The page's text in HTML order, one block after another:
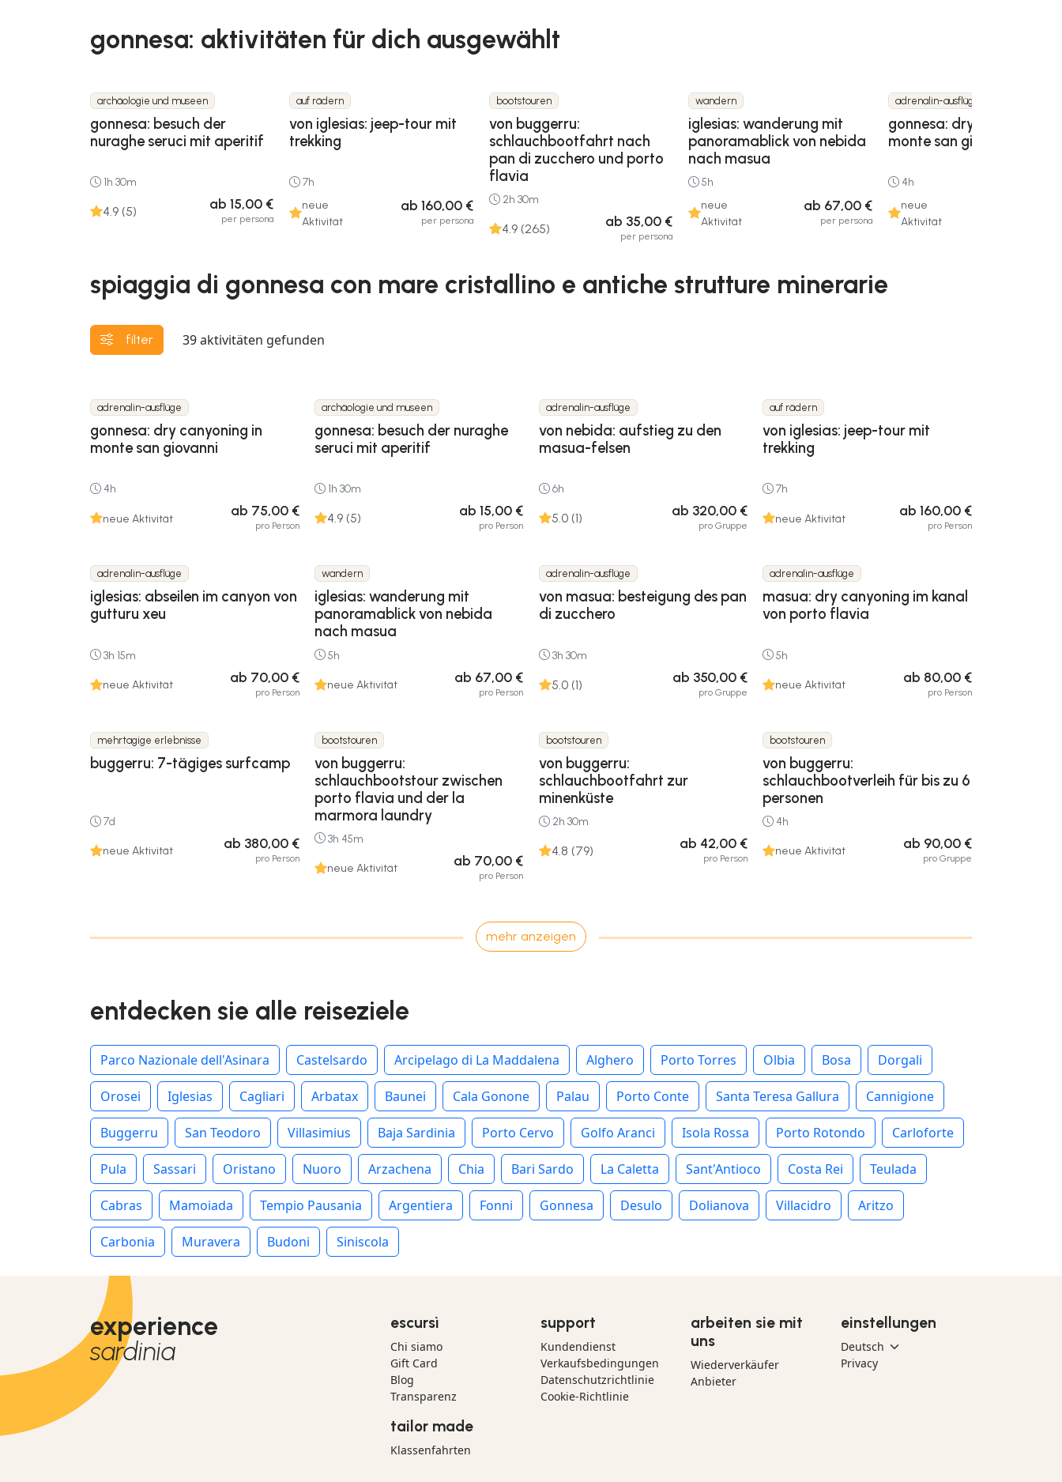
gonnesa: aktivitäten für dich ausgewählt
archäologie und museen
gonnesa: besuch der
nuraghe seruci mit aperitif
1h 30m
4.9 (5) ab 15,00 €
per persona
auf rädern
von iglesias: jeep-tour mit
trekking
7h
neue
Aktivität
ab 160,00 €
per persona
bootstouren
von buggerru:
schlauchbootfahrt nach
pan di zucchero und porto
flavia
2h 30m
4.9 (265) ab 35,00 €
per persona
wandern
iglesias: wanderung mit
panoramablick von nebida
nach masua
5h
neue
Aktivität
ab 67,00 €
per persona
adrenalin-ausflüge
gonnesa: dry canyoning in
monte san giovanni
4h
neue
Aktivität
spiaggia di gonnesa con mare cristallino e antiche strutture minerarie
filter 39aktivitäten gefunden
adrenalin-ausflüge
gonnesa: dry canyoning in
monte san giovanni
4h
neue Aktivität ab 75,00 €
pro Person
archäologie und museen
gonnesa: besuch der nuraghe
seruci mit aperitif
1h 30m
4.9 (5) ab 15,00 €
pro Person
adrenalin-ausflüge
von nebida: aufstieg zu den
masua-felsen
6h
5.0 (1) ab 320,00 €
pro Gruppe
auf rädern
von iglesias: jeep-tour mit
trekking
7h
neue Aktivität ab 160,00 €
pro Person
adrenalin-ausflüge
iglesias: abseilen im canyon von
gutturu xeu
3h 15m
neue Aktivität ab 70,00 €
pro Person
wandern
iglesias: wanderung mit
panoramablick von nebida
nach masua
5h
neue Aktivität ab 67,00 €
pro Person
adrenalin-ausflüge
von masua: besteigung des pan
di zucchero
3h 30m
5.0 (1) ab 350,00 €
pro Gruppe
adrenalin-ausflüge
masua: dry canyoning im kanal
von porto flavia
5h
neue Aktivität ab 80,00 €
pro Person
mehrtagige erlebnisse
buggerru: 7-tägiges surfcamp
7d
neue Aktivität ab 380,00 €
pro Person
bootstouren
von buggerru:
schlauchbootstour zwischen
porto flavia und der la
marmora laundry
3h 45m
neue Aktivität ab 70,00 €
pro Person
bootstouren
von buggerru:
schlauchbootfahrt zur
minenküste
2h 30m
4.8 (79) ab 42,00 €
pro Person
bootstouren
von buggerru:
schlauchbootverleih für bis zu 6
personen
4h
neue Aktivität ab 90,00 €
pro Gruppe
mehr anzeigen
entdecken sie alle reiseziele
Parco Nazionale dell'Asinara Castelsardo Arcipelago di La Maddalena Alghero Porto Torres Olbia Bosa Dorgali
Orosei Iglesias Cagliari Arbatax Baunei Cala Gonone Palau Porto Conte Santa Teresa Gallura Cannigione
Buggerru San Teodoro Villasimius Baja Sardinia Porto Cervo Golfo Aranci Isola Rossa Porto Rotondo Carloforte
Pula Sassari Oristano Nuoro Arzachena Chia Bari Sardo La Caletta Sant'Antioco Costa Rei Teulada
Cabras Mamoiada Tempio Pausania Argentiera Fonni Gonnesa Desulo Dolianova Villacidro Aritzo
Carbonia Muravera Budoni Siniscola
experience
sardinia
escursì
Chi siamo
Gift Card
Blog
Transparenz
tailor made
Klassenfahrten
support
Kundendienst
Verkaufsbedingungen
Datenschutzrichtlinie
Cookie-Richtlinie
arbeiten sie mit
uns
Wiederverkäufer
Anbieter
einstellungen
Privacy